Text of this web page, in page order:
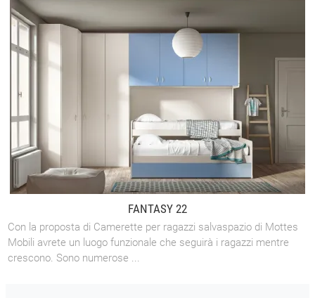
FANTASY 22
Con la proposta di Camerette per ragazzi salvaspazio di Mottes
Mobili avrete un luogo funzionale che seguirà i ragazzi mentre
crescono. Sono numerose ...